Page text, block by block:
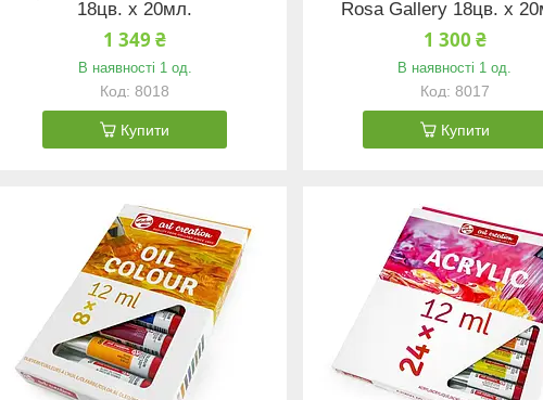
18цв. х 20мл.
1 349 ₴
В наявності 1 од.
8018
Купити
Rosa Gallery 18цв. х
1 300 ₴
В наявності 1 од.
8017
Купити